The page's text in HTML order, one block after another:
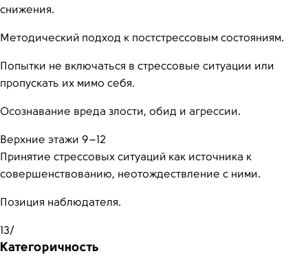
снижения.
Методический подход к постстрессовым состояниям.
Попытки не включаться в стрессовые ситуации или
пропускать их мимо себя.
Осознавание вреда злости, обид и агрессии.
Верхние этажи 9–12
Принятие стрессовых ситуаций как источника к
совершенствованию, неотождествление с ними.
Позиция наблюдателя.
13/
Категоричность